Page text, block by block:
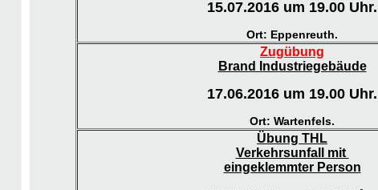
15.07.2016 um 19.00 Uhr.
Ort: Eppenreuth.
Zugübung
Brand Industriegebäude
17.06.2016 um 19.00 Uhr.
Ort: Wartenfels.
Übung THL
Verkehrsunfall mit
eingeklemmter Person